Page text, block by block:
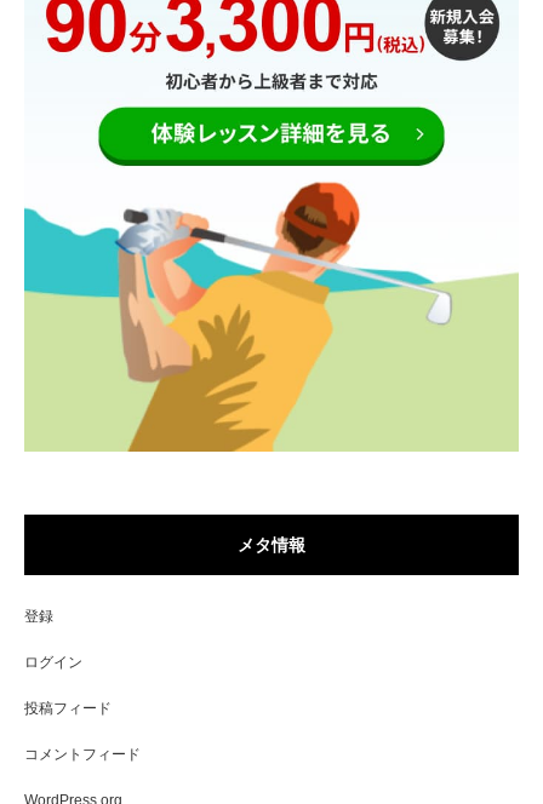
メタ情報
登録
ログイン
投稿フィード
コメントフィード
WordPress.org